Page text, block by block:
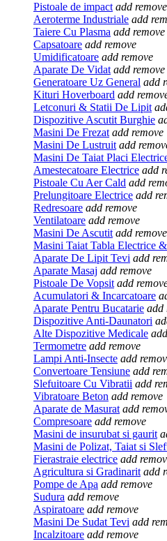
Pistoale de impact add remove
Aeroterme Industriale add
Taiere Cu Plasma add remove
Capsatoare add remove
Umidificatoare add remove
Aparate De Vidat add remove
Generatoare Uz General add
Kituri Hoverboard add
Letconuri & Statii De Lipit
Dispozitive Ascutit Burghie
Masini De Frezat add remove
Masini De Lustruit add
Masini De Taiat Placi
Amestecatoare Electrice add
Pistoale Cu Aer Cald add
Prelungitoare Electrice add
Redresoare add remove
Ventilatoare add remove
Masini De Ascutit add remove
Masini Taiat Tabla Electrice
Aparate De Lipit Tevi add
Aparate Masaj add remove
Pistoale De Vopsit add
Acumulatori & Incarcatoare
Aparate Pentru Bucatarie add
Dispozitive Anti-Daunatori
Alte Dispozitive Medicale add
Termometre add remove
Lampi Anti-Insecte add
Convertoare Tensiune add
Slefuitoare Cu Vibratii add
Vibratoare Beton add remove
Aparate de Masurat add
Compresoare add remove
Masini de insurubat si gaurit
Masini de Polizat, Taiat si
Fierastraie electrice add
Agricultura si Gradinarit add
Pompe de Apa add remove
Sudura add remove
Aspiratoare add remove
Masini De Sudat Tevi add
Incalzitoare add remove